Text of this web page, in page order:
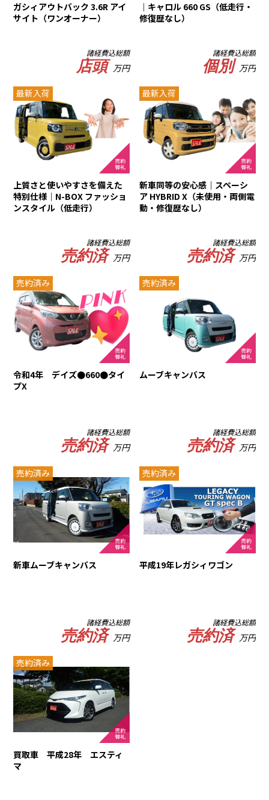
ガシィアウトバック 3.6R アイ
サイト（ワンオーナー）
諸経費込総額
店頭 万円
｜キャロル 660 GS（低走行・
修復歴なし）
諸経費込総額
個別 万円
最新入荷
上質さと使いやすさを備えた
特別仕様｜N-BOX ファッショ
ンスタイル（低走行）
諸経費込総額
売約済 万円
最新入荷
新車同等の安心感｜スペーシ
ア HYBRID X（未使用・両側電
動・修復歴なし）
諸経費込総額
売約済 万円
売約済み
令和4年 デイズ●660●タイ
プX
諸経費込総額
売約済 万円
売約済み
ムーブキャンバス
諸経費込総額
売約済 万円
売約済み
新車ムーブキャンバス
諸経費込総額
売約済 万円
売約済み
平成19年レガシィワゴン
諸経費込総額
売約済 万円
売約済み
買取車 平成28年 エスティ
マ